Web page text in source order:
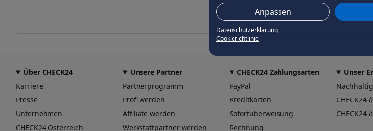
Anpassen
Datenschutzerklärung
Cookierichtlinie
Über CHECK24
Karriere
Presse
Unternehmen
CHECK24 Österreich
Unsere Partner
Partnerprogramm
Profi werden
Affiliate werden
Werkstattpartner werden
CHECK24 Zahlungsarten
PayPal
Kreditkarten
Sofortüberweisung
Rechnung
Unser
CHECK24
CHECK24